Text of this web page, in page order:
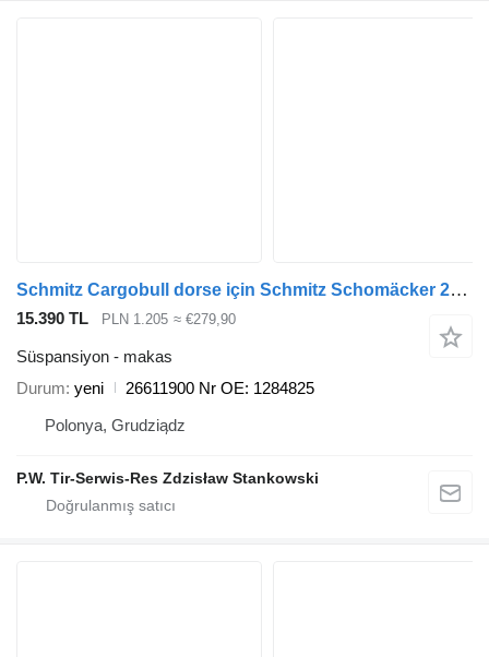
Schmitz Cargobull dorse için Schmitz Schomäcker 26611900 makas
15.390 TL PLN 1.205 ≈ €279,90
Süspansiyon - makas
Durum yeni
26611900 Nr OE: 1284825
Polonya, Grudziądz
P.W. Tir-Serwis-Res Zdzisław Stankowski